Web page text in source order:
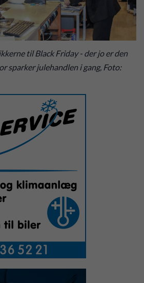
til Black Friday - der jo er den
sparker julehandlen i gang, Foto: